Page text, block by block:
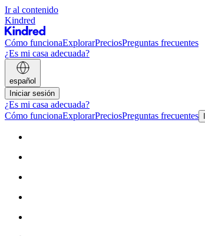
Ir al contenido
Kindred
Cómo funcionaExplorarPreciosPreguntas frecuentes
¿Es mi casa adecuada?
español
Iniciar sesión
¿Es mi casa adecuada?
Cómo funcionaExplorarPreciosPreguntas frecuentes